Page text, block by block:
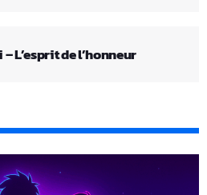
L’esprit de l’honneur